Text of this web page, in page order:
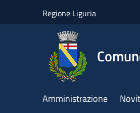
Regione Liguria
Amministrazione